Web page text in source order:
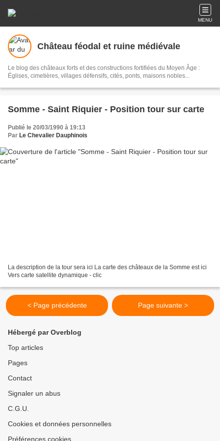
MENU
Château féodal et ruine médiévale
Le blog des châteaux forts et des constructions fortifiées du Moyen Âge :
Églises, cimetières, villages défensifs, cités, ponts, maisons nobles...
Somme - Saint Riquier - Position tour sur carte
Publié le 20/03/1990 à 19:13
Par Le Chevalier Dauphinois
La description de la tour sera ici La carte des châteaux de la Somme est ici
Vers carte satellite dynamique - clic
< Page précédente Page suivante >
Hébergé par Overblog
Top articles
Pages
Contact
Signaler un abus
C.G.U.
Cookies et données personnelles
Préférences cookies